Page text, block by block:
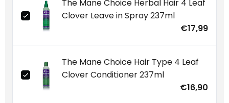
The Mane Choice Herbal Hair 4 Leaf
Clover Leave in Spray 237ml
€17,99
The Mane Choice Hair Type 4 Leaf
Clover Conditioner 237ml
€16,90